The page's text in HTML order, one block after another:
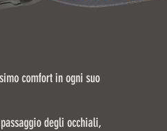
comfort in ogni suo
degli occhiali,